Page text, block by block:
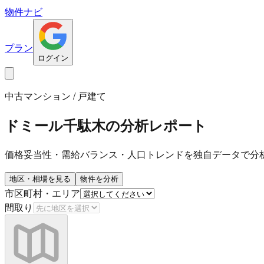
物件ナビ
プラン
ログイン
中古マンション / 戸建て
ドミール千駄木の分析レポート
価格妥当性・需給バランス・人口トレンドを独自データで分
地区・相場を見る 物件を分析
市区町村・エリア
間取り